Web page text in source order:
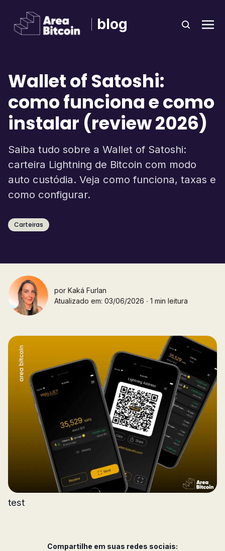
blog
Wallet of Satoshi:
como funciona e como
instalar (review 2026)
Saiba tudo sobre a Wallet of Satoshi:
carteira Lightning de Bitcoin com modo
auto custódia. Veja como funciona, taxas e
como configurar.
Carteiras
por Kaká Furlan
Atualizado em: 03/06/2026 ∙ 1 min leitura
test
Compartilhe em suas redes sociais: